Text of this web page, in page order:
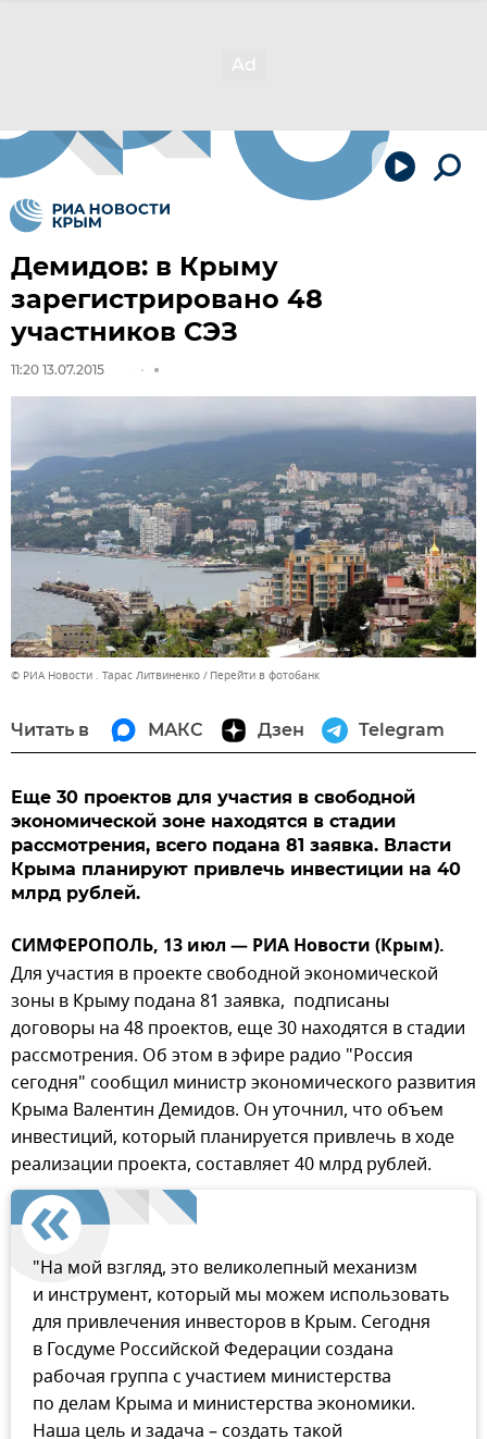
Демидов: в Крыму
зарегистрировано 48
участников СЭЗ
11:20 13.07.2015
© РИА Новости . Тарас Литвиненко Перейти в фотобанк
Читать в МАКС Дзен Telegram
Еще 30 проектов для участия в свободной
экономической зоне находятся в стадии
рассмотрения, всего подана 81 заявка. Власти
Крыма планируют привлечь инвестиции на 40
млрд рублей.
СИМФЕРОПОЛЬ, 13 июл — РИА Новости (Крым).
Для участия в проекте свободной экономической
зоны в Крыму подана 81 заявка, подписаны
договоры на 48 проектов, еще 30 находятся в стадии
рассмотрения. Об этом в эфире радио "Россия
сегодня" сообщил министр экономического развития
Крыма Валентин Демидов. Он уточнил, что объем
инвестиций, который планируется привлечь в ходе
реализации проекта, составляет 40 млрд рублей.
"На мой взгляд, это великолепный механизм
и инструмент, который мы можем использовать
для привлечения инвесторов в Крым. Сегодня
в Госдуме Российской Федерации создана
рабочая группа с участием министерства
по делам Крыма и министерства экономики.
Наша цель и задача – создать такой